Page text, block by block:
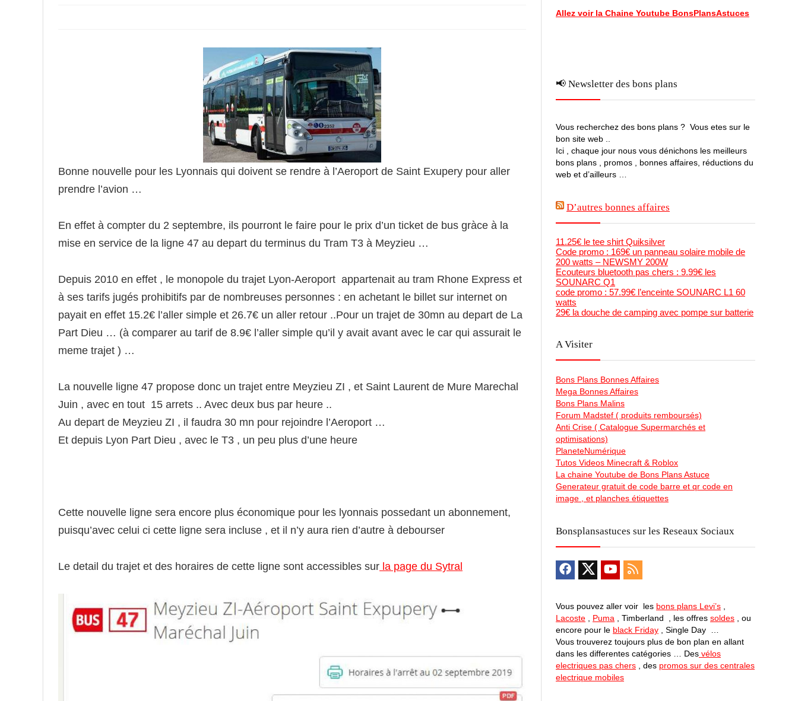
Bonne nouvelle pour les Lyonnais qui doivent se rendre à l’Aeroport de Saint Exupery pour aller
prendre l’avion …
En effet à compter du 2 septembre, ils pourront le faire pour le prix d’un ticket de bus gràce à la
mise en service de la ligne 47 au depart du terminus du Tram T3 à Meyzieu …
Depuis 2010 en effet , le monopole du trajet Lyon-Aeroport appartenait au tram Rhone Express et
à ses tarifs jugés prohibitifs par de nombreuses personnes : en achetant le billet sur internet on
payait en effet 15.2€ l’aller simple et 26.7€ un aller retour ..Pour un trajet de 30mn au depart de La
Part Dieu … (à comparer au tarif de 8.9€ l’aller simple qu’il y avait avant avec le car qui assurait le
meme trajet ) …
La nouvelle ligne 47 propose donc un trajet entre Meyzieu ZI , et Saint Laurent de Mure Marechal
Juin , avec en tout 15 arrets .. Avec deux bus par heure ..
Au depart de Meyzieu ZI , il faudra 30 mn pour rejoindre l’Aeroport …
Et depuis Lyon Part Dieu , avec le T3 , un peu plus d’une heure
Cette nouvelle ligne sera encore plus économique pour les lyonnais possedant un abonnement,
puisqu’avec celui ci cette ligne sera incluse , et il n’y aura rien d’autre à debourser
Le detail du trajet et des horaires de cette ligne sont accessibles sur la page du Sytral
Allez voir la Chaine Youtube BonsPlansAstuces
📢 Newsletter des bons plans
Vous recherchez des bons plans ? Vous etes sur le
bon site web ..
Ici , chaque jour nous vous dénichons les meilleurs
bons plans , promos , bonnes affaires, réductions du
web et d’ailleurs …
D’autres bonnes affaires
11.25€ le tee shirt Quiksilver
Code promo : 169€ un panneau solaire mobile de
200 watts – NEWSMY 200W
Ecouteurs bluetooth pas chers : 9.99€ les
SOUNARC Q1
code promo : 57.99€ l’enceinte SOUNARC L1 60
watts
29€ la douche de camping avec pompe sur batterie
A Visiter
Bons Plans Bonnes Affaires
Mega Bonnes Affaires
Bons Plans Malins
Forum Madstef ( produits remboursés)
Anti Crise ( Catalogue Supermarchés et
optimisations)
PlaneteNumérique
Tutos Videos Minecraft & Roblox
La chaine Youtube de Bons Plans Astuce
Generateur gratuit de code barre et qr code en
image , et planches étiquettes
Bonsplansastuces sur les Reseaux Sociaux
Vous pouvez aller voir les bons plans Levi’s
Lacoste
Puma , Timberland , les offres soldes , ou
encore pour le black Friday , Single Day …
Vous trouverez toujours plus de bon plan en allant
dans les differentes catégories … Des vélos
electriques pas chers , des promos sur des centrales
electrique mobiles